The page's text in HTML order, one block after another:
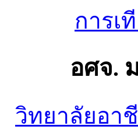
การเ
อศจ.
วิทยาลัยอา